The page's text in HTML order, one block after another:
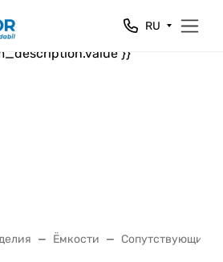
}}
}}
RU
Ёмкости Сопутствующие